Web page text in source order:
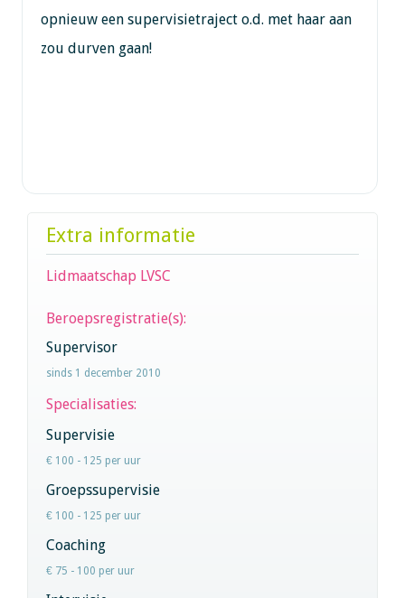
opnieuw een supervisietraject o.d. met haar aan
zou durven gaan!
Extra informatie
Lidmaatschap LVSC
Beroepsregistratie(s):
Supervisor
sinds 1 december 2010
Specialisaties:
Supervisie
€ 100 - 125 per uur
Groepssupervisie
€ 100 - 125 per uur
Coaching
€ 75 - 100 per uur